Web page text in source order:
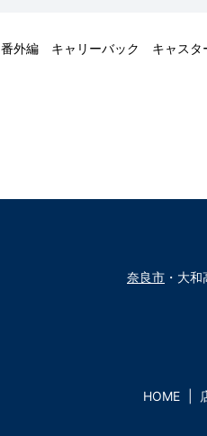
番外編 キャリーバック キャスタ
奈良市 ・大
HOME